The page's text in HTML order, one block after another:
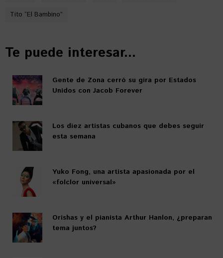
Tito “El Bambino”
Te puede interesar...
Gente de Zona cerró su gira por Estados
Unidos con Jacob Forever
Los diez artistas cubanos que debes seguir
esta semana
Yuko Fong, una artista apasionada por el
«folclor universal»
Orishas y el pianista Arthur Hanlon, ¿preparan
tema juntos?